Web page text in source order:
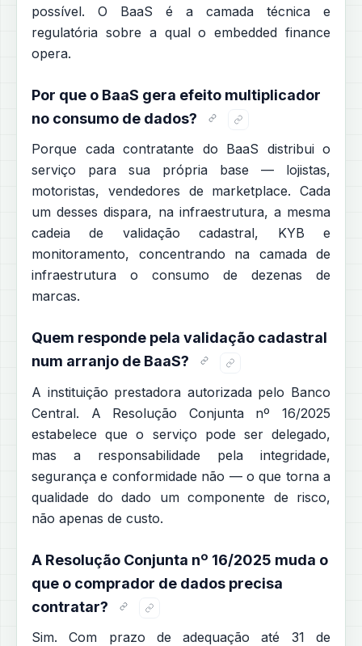
possível. O BaaS é a camada técnica e
regulatória sobre a qual o embedded finance
opera.
Por que o BaaS gera efeito multiplicador
no consumo de dados?
Porque cada contratante do BaaS distribui o
serviço para sua própria base — lojistas,
motoristas, vendedores de marketplace. Cada
um desses dispara, na infraestrutura, a mesma
cadeia de validação cadastral, KYB e
monitoramento, concentrando na camada de
infraestrutura o consumo de dezenas de
marcas.
Quem responde pela validação cadastral
num arranjo de BaaS?
A instituição prestadora autorizada pelo Banco
Central. A Resolução Conjunta nº 16/2025
estabelece que o serviço pode ser delegado,
mas a responsabilidade pela integridade,
segurança e conformidade não — o que torna a
qualidade do dado um componente de risco,
não apenas de custo.
A Resolução Conjunta nº 16/2025 muda o
que o comprador de dados precisa
contratar?
Sim. Com prazo de adequação até 31 de